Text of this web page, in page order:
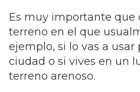
Es muy importante que
terreno en el que
ejemplo, si lo vas a
ciudad o si vives en un
terreno arenoso.